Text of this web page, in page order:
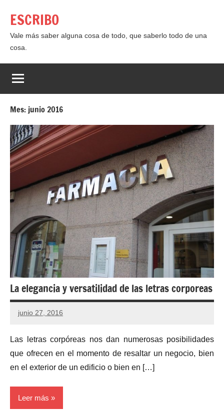
contenido
ESCRIBO
Vale más saber alguna cosa de todo, que saberlo todo de una
cosa.
Mes: junio 2016
La elegancia y versatilidad de las letras corporeas
junio 27, 2016
Las letras corpóreas nos dan numerosas posibilidades
que ofrecen en el momento de resaltar un negocio, bien
en el exterior de un edificio o bien en […]
Leer más